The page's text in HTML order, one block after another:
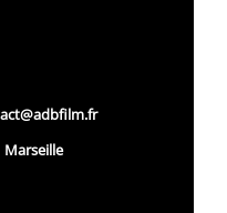
Marseille